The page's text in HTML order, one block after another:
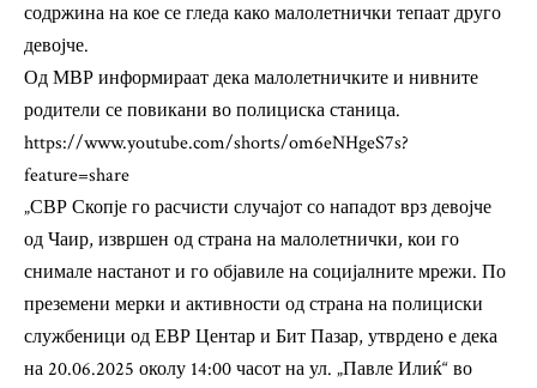
содржина на кое се гледа како малолетнички тепаат друго
девојче.
Од МВР информираат дека малолетничките и нивните
родители се повикани во полициска станица.
https://www.youtube.com/shorts/om6eNHgeS7s?
feature=share
„СВР Скопје го расчисти случајот со нападот врз девојче
од Чаир, извршен од страна на малолетнички, кои го
снимале настанот и го објавиле на социјалните мрежи. По
преземени мерки и активности од страна на полициски
службеници од ЕВР Центар и Бит Пазар, утврдено е дека
на 20.06.2025 околу 14:00 часот на ул. „Павле Илиќ“ во